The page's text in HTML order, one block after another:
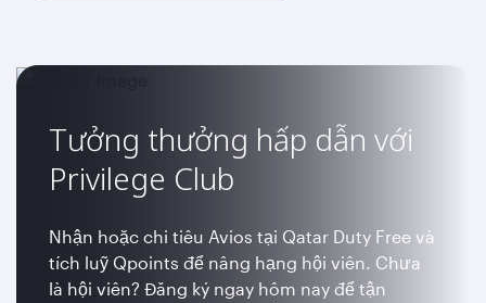
Tưởng thưởng hấp dẫn với
Privilege Club
Nhận hoặc chi tiêu Avios tại Qatar Duty Free và
tích luỹ Qpoints để nâng hạng hội viên. Chưa
là hội viên? Đăng ký ngay hôm nay để tận